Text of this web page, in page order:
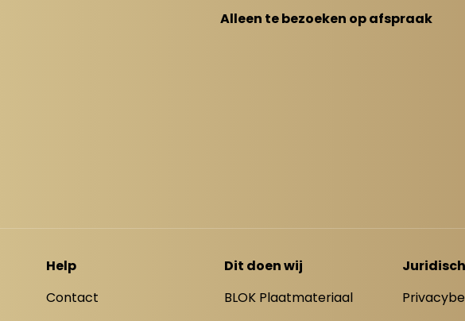
Alleen te bezoeken op afspraak
Help
Contact
Dit doen wij
BLOK Plaatmateriaal
Juridisch